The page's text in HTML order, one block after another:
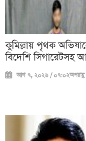
কুমিল্লায় পৃথক
বিদেশি সিগারেটসহ
আগ ৭, ২০২৬ / ০৭:০২অপরাহ্ণ